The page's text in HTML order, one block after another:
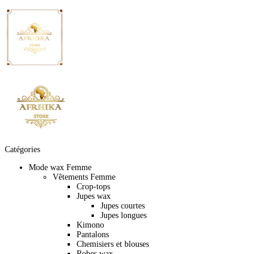
Catégories
Mode wax Femme
Vêtements Femme
Crop-tops
Jupes wax
Jupes courtes
Jupes longues
Kimono
Pantalons
Chemisiers et blouses